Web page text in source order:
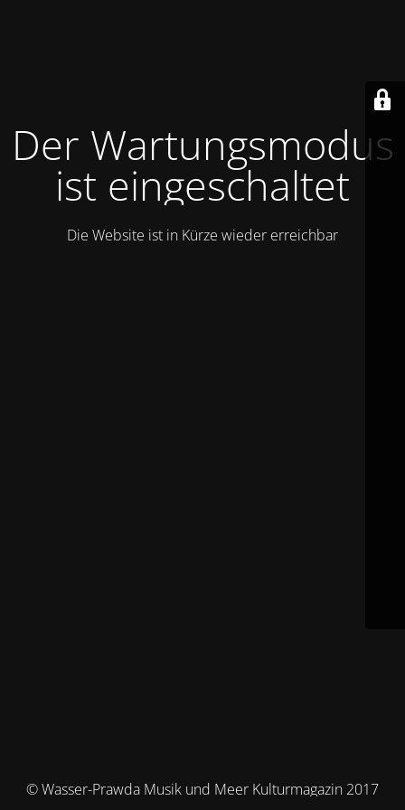
Der Wartungsmodus
ist eingeschaltet
Die Website ist in Kürze wieder erreichbar
© Wasser-Prawda Musik und Meer Kulturmagazin 2017